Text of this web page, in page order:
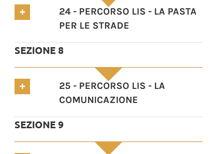
24 - PERCORSO LIS - LA PASTA
PER LE STRADE
SEZIONE 8
25 - PERCORSO LIS - LA
COMUNICAZIONE
SEZIONE 9